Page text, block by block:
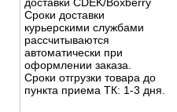
доставки CDEK/Boxberry
Сроки доставки
курьерскими службами
рассчитываются
автоматически при
оформлении заказа.
Сроки отгрузки товара до
пункта приема ТК: 1-3 дня.